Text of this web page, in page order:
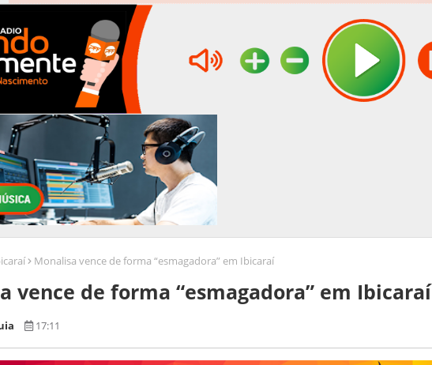
Monalisa vence de forma “esmagadora” em Ibicaraí
vence de forma “esmagadora” em Ibicaraí
17:11